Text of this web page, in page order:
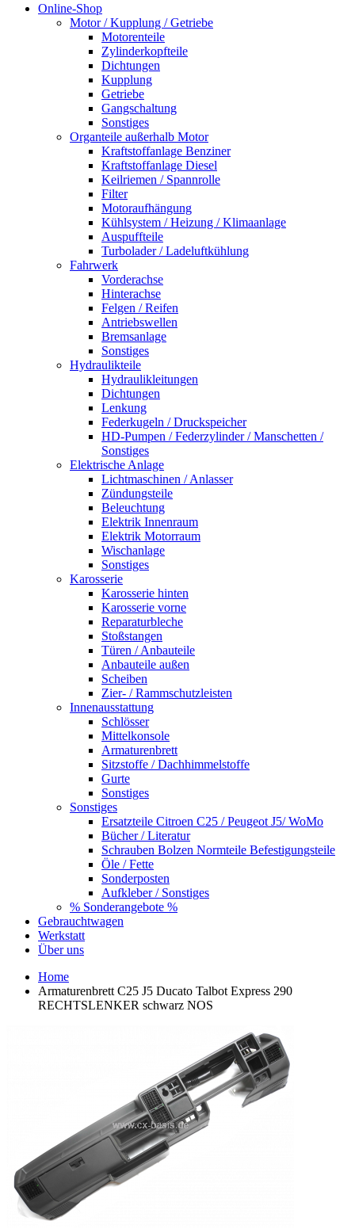
Online-Shop
Motor / Kupplung / Getriebe
Motorenteile
Zylinderkopfteile
Dichtungen
Kupplung
Getriebe
Gangschaltung
Sonstiges
Organteile außerhalb Motor
Kraftstoffanlage Benziner
Kraftstoffanlage Diesel
Keilriemen / Spannrolle
Filter
Motoraufhängung
Kühlsystem / Heizung / Klimaanlage
Auspuffteile
Turbolader / Ladeluftkühlung
Fahrwerk
Vorderachse
Hinterachse
Felgen / Reifen
Antriebswellen
Bremsanlage
Sonstiges
Hydraulikteile
Hydraulikleitungen
Dichtungen
Lenkung
Federkugeln / Druckspeicher
HD-Pumpen / Federzylinder / Manschetten /
Sonstiges
Elektrische Anlage
Lichtmaschinen / Anlasser
Zündungsteile
Beleuchtung
Elektrik Innenraum
Elektrik Motorraum
Wischanlage
Sonstiges
Karosserie
Karosserie hinten
Karosserie vorne
Reparaturbleche
Stoßstangen
Türen / Anbauteile
Anbauteile außen
Scheiben
Zier- / Rammschutzleisten
Innenausstattung
Schlösser
Mittelkonsole
Armaturenbrett
Sitzstoffe / Dachhimmelstoffe
Gurte
Sonstiges
Sonstiges
Ersatzteile Citroen C25 / Peugeot J5/ WoMo
Bücher / Literatur
Schrauben Bolzen Normteile Befestigungsteile
Öle / Fette
Sonderposten
Aufkleber / Sonstiges
% Sonderangebote %
Gebrauchtwagen
Werkstatt
Über uns
Home
Armaturenbrett C25 J5 Ducato Talbot Express 290
RECHTSLENKER schwarz NOS